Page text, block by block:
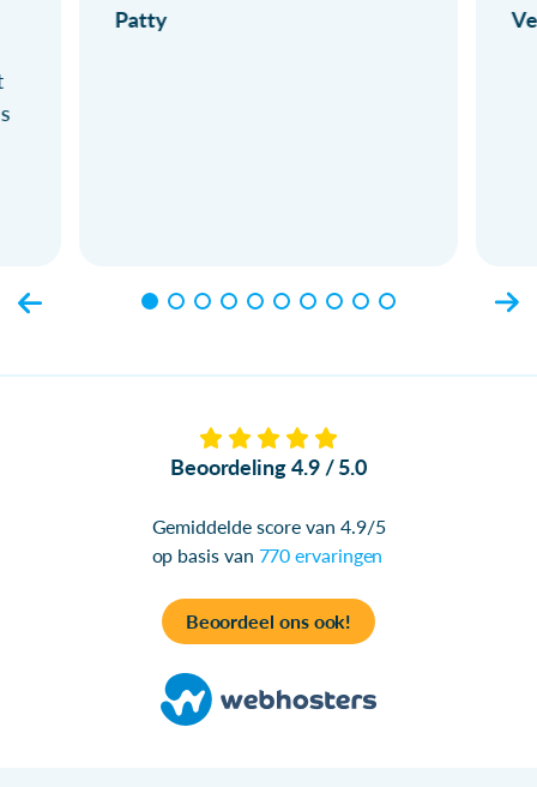
Patty
Beoordeling 4.9 / 5.0
Gemiddelde score van 4.9/5
op basis van 770 ervaringen
Beoordeel ons ook!